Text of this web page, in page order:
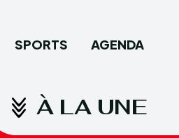
SPORTS AGENDA
À LA UNE